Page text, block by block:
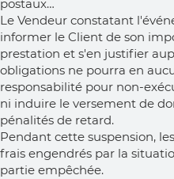
postaux…
Le Vendeur constatant
informer le Client de son
prestation et s'en justifier
obligations ne pourra en
responsabilité pour non-
ni induire le versement de
pénalités de retard.
Pendant cette suspension,
frais engendrés par la
partie empêchée.